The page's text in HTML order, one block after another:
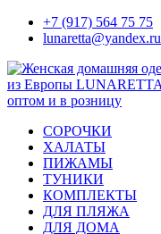
+7 (917) 564 75 75
lunaretta@yandex.ru
СОРОЧКИ
ХАЛАТЫ
ПИЖАМЫ
ТУНИКИ
КОМПЛЕКТЫ
ДЛЯ ПЛЯЖА
ДЛЯ ДОМА